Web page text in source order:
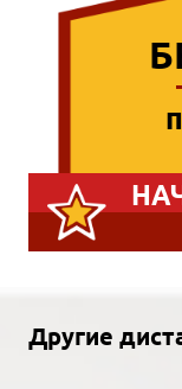
Другие